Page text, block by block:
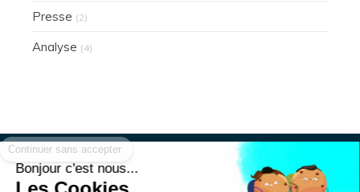
Presse (2)
Analyse (4)
Bonjour c'est nous...